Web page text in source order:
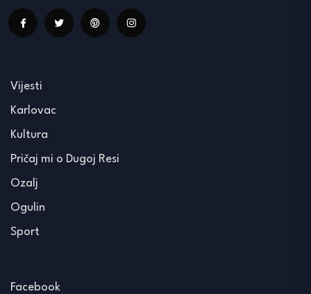
Vijesti
Karlovac
Kultura
Pričaj mi o Dugoj Resi
Ozalj
Ogulin
Sport
Facebook